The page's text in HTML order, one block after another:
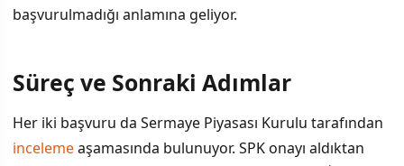
başvurulmadığı anlamına geliyor.
Süreç ve Sonraki Adımlar
Her iki başvuru da Sermaye Piyasası Kurulu tarafından
incelemeaşamasında bulunuyor. SPK onayı aldıktan